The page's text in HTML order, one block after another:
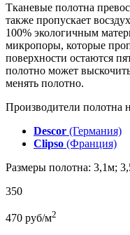
Тканевые полотна
также пропускает
100% экологичным
микропоры, которые
поверхности остаются
полотно может
менять полотно.
Производители полотна
Descor (Германия)
Clipso (Франция)
Размеры полотна: 3,1м;
350
470 руб/м2